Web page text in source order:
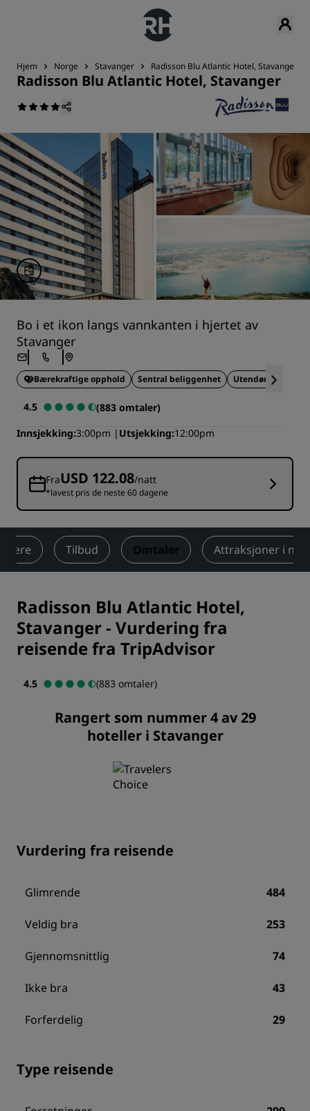
Hjem Norge Stavanger Radisson Blu Atlantic Hotel, Stavanger
Radisson Blu Atlantic Hotel, Stavanger
Bo i et ikon langs vannkanten i hjertet av
Stavanger
Bærekraftige opphold Sentral beliggenhet
4.5
(883 omtaler)
Innsjekking 3:00pm Utsjekking 12:00pm
FraUSD 122.08/natt
*lavest pris de neste 60 dagene
Tilbud Omtaler Attraksjoner i
Radisson Blu Atlantic Hotel,
Stavanger- Vurdering fra
reisende fra TripAdvisor
4.5 (883 omtaler)
Rangert som nummer 4 av 29
hoteller i Stavanger
Vurdering fra reisende
Glimrende 484
Veldig bra 253
Gjennomsnittlig 74
Ikke bra 43
Forferdelig 29
Type reisende